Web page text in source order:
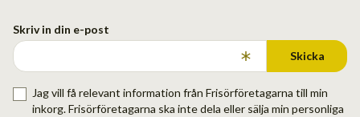
Skriv in din e-post
Skicka
Jag vill få relevant information från Frisörföretagarna till min
inkorg. Frisörföretagarna ska inte dela eller sälja min personliga